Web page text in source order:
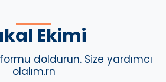
Ekimi
doldurun. Size yardımcı
olalım.rn